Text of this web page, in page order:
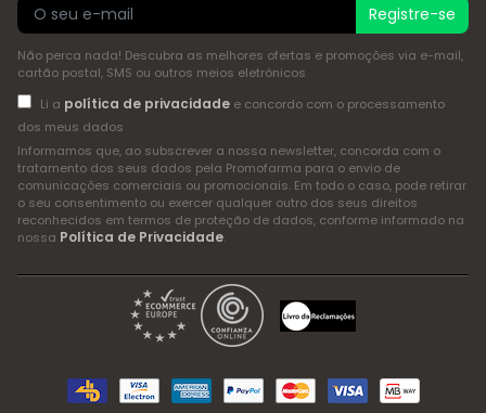
Registre-se
Não perca nada! Descubra as melhores ofertas e promoções via e-mail,
cartão postal, SMS ou outros meios eletrónicos
Li a política de privacidadee concordo com o processamento
dos meus dados
Informamos que, ao subscrever a nossa newsletter, concorda com o
tratamento dos seus dados pela Promofarma para o envio de
comunicações comerciais ou promocionais. Em todo o caso, pode retirar
o seu consentimento ou exercer qualquer outro dos seus direitos
reconhecidos em termos de proteção de dados, conforme informado na
nossa Política de Privacidade.